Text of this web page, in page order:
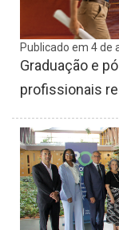
Publicado em 4 de
Graduação e
profissionais